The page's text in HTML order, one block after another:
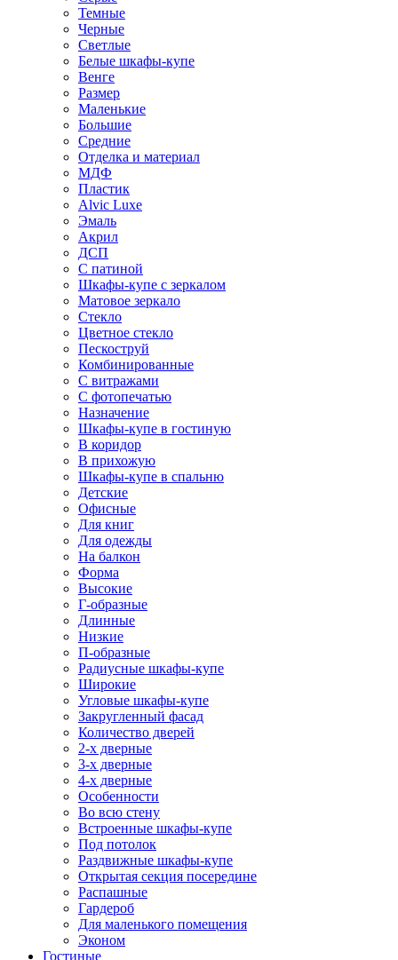
Темные
Черные
Светлые
Белые шкафы-купе
Венге
Размер
Маленькие
Большие
Средние
Отделка и материал
МДФ
Пластик
Alvic Luxe
Эмаль
Акрил
ДСП
С патиной
Шкафы-купе с зеркалом
Матовое зеркало
Стекло
Цветное стекло
Пескоструй
Комбинированные
С витражами
С фотопечатью
Назначение
Шкафы-купе в гостиную
В коридор
В прихожую
Шкафы-купе в спальню
Детские
Офисные
Для книг
Для одежды
На балкон
Форма
Высокие
Г-образные
Длинные
Низкие
П-образные
Радиусные шкафы-купе
Широкие
Угловые шкафы-купе
Закругленный фасад
Количество дверей
2-х дверные
3-х дверные
4-х дверные
Особенности
Во всю стену
Встроенные шкафы-купе
Под потолок
Раздвижные шкафы-купе
Открытая секция посередине
Распашные
Гардероб
Для маленького помещения
Эконом
Гостиные